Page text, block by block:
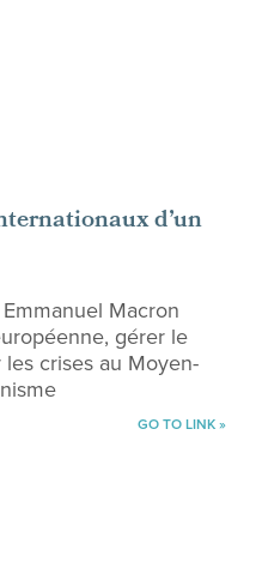
d’un
Macron
gérer le
crises au Moyen-
GO TO LINK »